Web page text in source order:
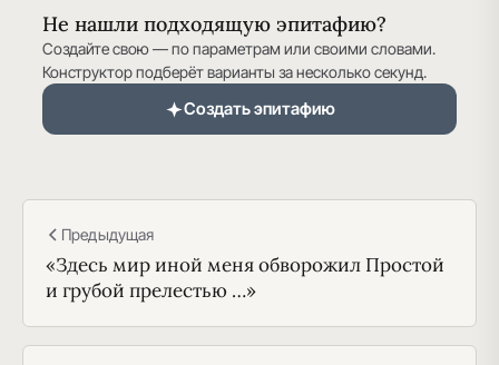
Не нашли подходящую эпитафию?
Создайте свою — по параметрам или своими словами.
Конструктор подберёт варианты за несколько секунд.
Создать эпитафию
Предыдущая
«Здесь мир иной меня обворожил Простой
и грубой прелестью …»